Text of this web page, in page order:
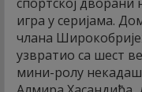
спортској
игра у серијама.
члана
узвратио са шест
мини-ролу